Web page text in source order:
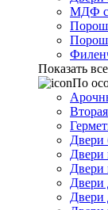
МДФ с
Показать все
По
Двери
Двери
Двери
Двери
Двери